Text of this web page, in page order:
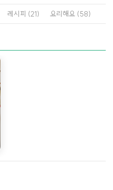
레시피 (21) 요리해요 (58)